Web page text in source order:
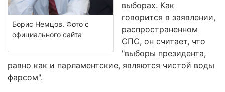
Борис Немцов. Фото с
официального сайта
выборах. Как
говорится в заявлении,
распространенном
СПС, он считает, что
"выборы президента,
равно как и парламентские, являются чистой воды
фарсом".